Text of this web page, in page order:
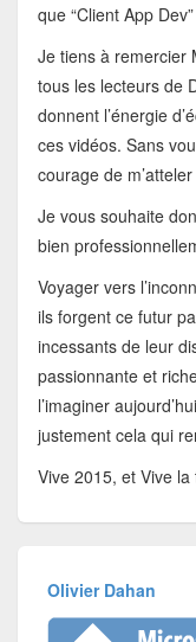
que “Client App
Je tiens à remercier
tous les lecteurs de
donnent l’énergie
ces vidéos. Sans
courage de
Je vous souhaite
bien
Voyager vers
ils forgent ce futur
incessants de leur
passionnante et
l’imaginer
justement cela qui
Vive 2015, et Vive la
Olivier Dahan